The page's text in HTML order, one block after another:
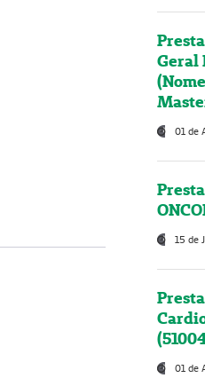
Geral
01 de
15 de
01 de